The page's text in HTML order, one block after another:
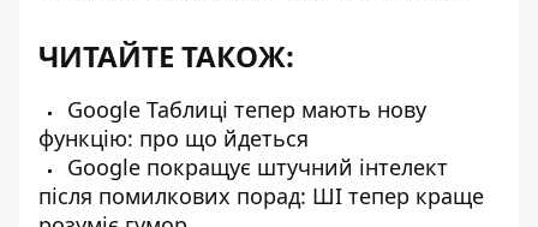
ЧИТАЙТЕ ТАКОЖ:
Google Таблиці тепер мають нову
функцію: про що йдеться
Google покращує штучний інтелект
після помилкових порад: ШІ тепер краще